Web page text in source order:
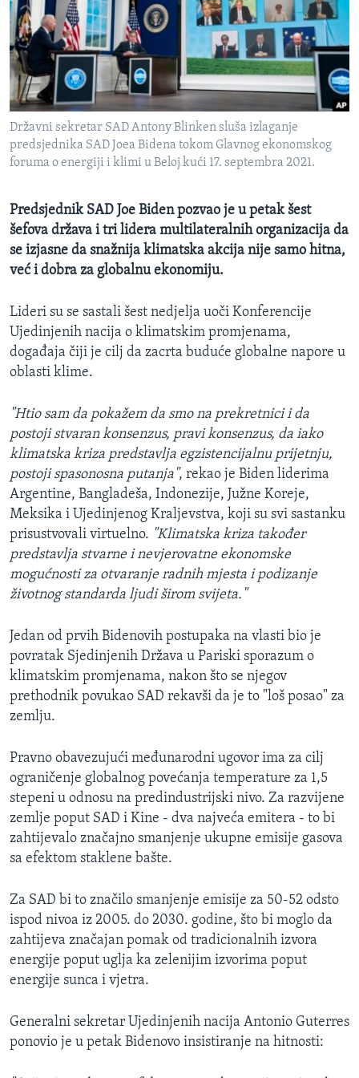
MAGAZIN
O GLASU AMERIKE
Learning English
PRATITE NAS
Jezici
Državni sekretar SAD Antony Blinken sluša izlaganje
predsjednika SAD Joea Bidena tokom Glavnog ekonomskog
foruma o energiji i klimi u Beloj kući 17. septembra 2021.
Predsjednik SAD Joe Biden pozvao je u petak šest
šefova država i tri lidera multilateralnih organizacija da
se izjasne da snažnija klimatska akcija nije samo hitna,
već i dobra za globalnu ekonomiju.
Lideri su se sastali šest nedjelja uoči Konferencije
Ujedinjenih nacija o klimatskim promjenama,
događaja čiji je cilj da zacrta buduće globalne napore u
oblasti klime.
"Htio sam da pokažem da smo na prekretnici i da
postoji stvaran konsenzus, pravi konsenzus, da iako
klimatska kriza predstavlja egzistencijalnu prijetnju,
postoji spasonosna putanja", rekao je Biden liderima
Argentine, Bangladeša, Indonezije, Južne Koreje,
Meksika i Ujedinjenog Kraljevstva, koji su svi sastanku
prisustvovali virtuelno. "Klimatska kriza također
predstavlja stvarne i nevjerovatne ekonomske
mogućnosti za otvaranje radnih mjesta i podizanje
životnog standarda ljudi širom svijeta."
Jedan od prvih Bidenovih postupaka na vlasti bio je
povratak Sjedinjenih Država u Pariski sporazum o
klimatskim promjenama, nakon što se njegov
prethodnik povukao SAD rekavši da je to "loš posao" za
zemlju.
Pravno obavezujući međunarodni ugovor ima za cilj
ograničenje globalnog povećanja temperature za 1,5
stepeni u odnosu na predindustrijski nivo. Za razvijene
zemlje poput SAD i Kine - dva najveća emitera - to bi
zahtijevalo značajno smanjenje ukupne emisije gasova
sa efektom staklene bašte.
Za SAD bi to značilo smanjenje emisije za 50-52 odsto
ispod nivoa iz 2005. do 2030. godine, što bi moglo da
zahtijeva značajan pomak od tradicionalnih izvora
energije poput uglja ka zelenijim izvorima poput
energije sunca i vjetra.
Generalni sekretar Ujedinjenih nacija Antonio Guterres
ponovio je u petak Bidenovo insistiranje na hitnosti: